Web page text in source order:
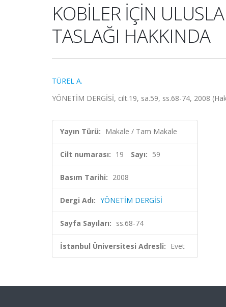
KOBİLER İÇİN
TASLAĞI HAKKINDA
TÜREL A.
YÖNETİM DERGİSİ, cilt.19, sa.59, ss.68-74, 2008
Yayın Türü: Makale / Tam Makale
Cilt numarası: 19 Sayı: 59
Basım Tarihi: 2008
Dergi Adı: YÖNETİM DERGİSİ
Sayfa Sayıları: ss.68-74
İstanbul Üniversitesi Adresli: Evet